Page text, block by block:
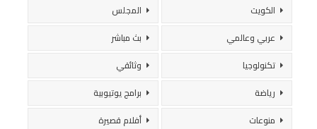
الكويت
المجلس
عربي وعالمي
بث مباشر
تكنولوجيا
وثائقي
رياضة
برامج يوتيوبية
منوعات
أفلام قصيرة